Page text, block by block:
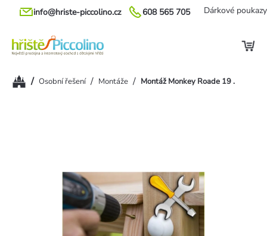
Přejít
608 565 705
info@hriste-piccolino.cz Dárkové poukazy
Domů/ Osobní řešení / Montáže / Montáž Monkey Roade 19 .